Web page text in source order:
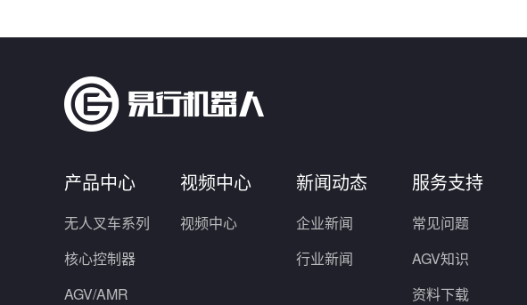
产品中心
无人叉车系列
核心控制器
AGV/AMR
视频中心
视频中心
新闻动态
企业新闻
行业新闻
服务支持
常见问题
AGV知识
资料下载